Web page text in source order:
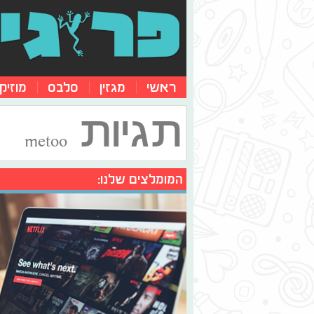
ראשי מגזין סלבס
תגיות metoo
המומלצים שלנו: